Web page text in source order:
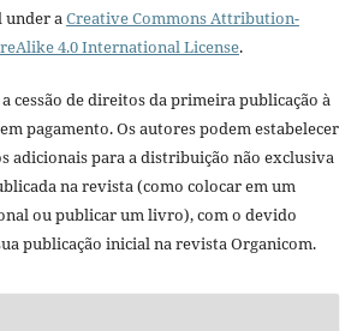
under aCreative Commons Attribution-
4.0 International License.
cessão de direitos da primeira publicação à
pagamento. Os autores podem estabelecer
adicionais para a distribuição não exclusiva
na revista (como colocar em um
ou publicar um livro), com o devido
publicação inicial na revista Organicom.